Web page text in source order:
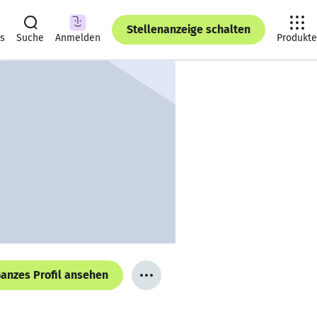
Suche Anmelden
Stellenanzeige schalten
Produkte
Profil ansehen